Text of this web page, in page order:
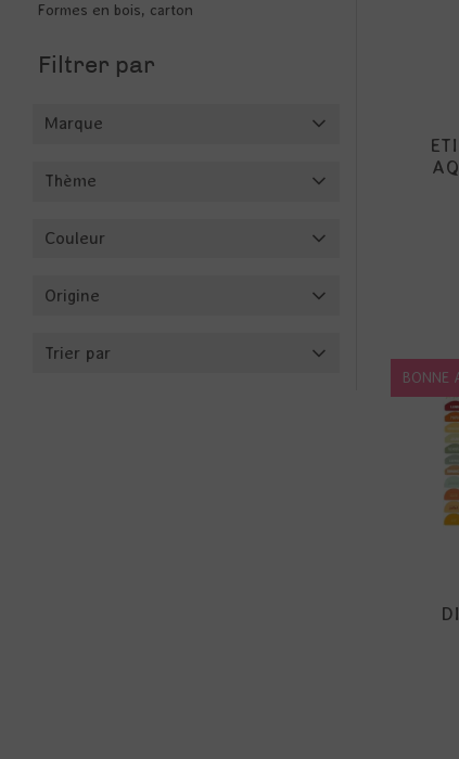
Formes en bois, carton
Filtrer par
Marque
Thème
Couleur
Origine
Trier par
BONNE